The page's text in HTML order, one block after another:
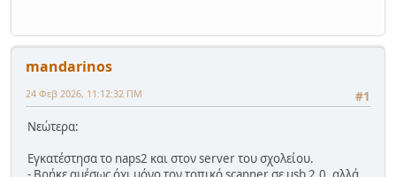
mandarinos
#1
24 Φεβ 2026, 11:12:32 ΠΜ
Νεώτερα:
Εγκατέστησα το naps2 και στον server του σχολείου.